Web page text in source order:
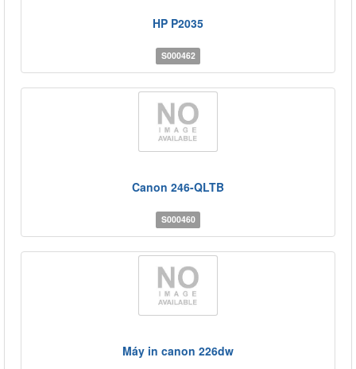
HP P2035
S000462
Canon 246-QLTB
S000460
Máy in canon 226dw